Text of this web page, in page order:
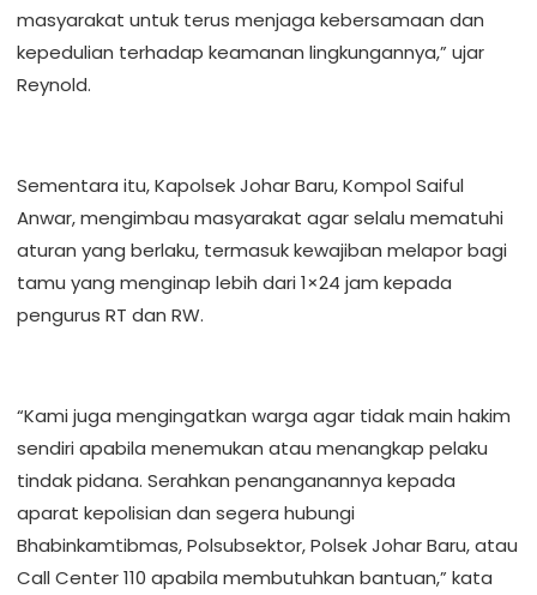
masyarakat untuk terus menjaga kebersamaan dan
kepedulian terhadap keamanan lingkungannya,” ujar
Reynold.
Sementara itu, Kapolsek Johar Baru, Kompol Saiful
Anwar, mengimbau masyarakat agar selalu mematuhi
aturan yang berlaku, termasuk kewajiban melapor bagi
tamu yang menginap lebih dari 1×24 jam kepada
pengurus RT dan RW.
“Kami juga mengingatkan warga agar tidak main hakim
sendiri apabila menemukan atau menangkap pelaku
tindak pidana. Serahkan penanganannya kepada
aparat kepolisian dan segera hubungi
Bhabinkamtibmas, Polsubsektor, Polsek Johar Baru, atau
Call Center 110 apabila membutuhkan bantuan,” kata